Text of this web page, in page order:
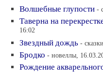
Волшебные глупости -
Таверна на
16:02
Звездный дождь -
Бродко - новеллы,
Рождение